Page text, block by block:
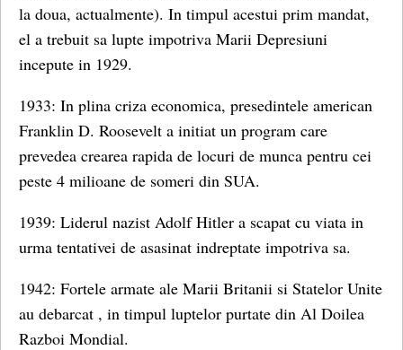
la doua, actualmente). In timpul acestui prim mandat,
el a trebuit sa lupte impotriva Marii Depresiuni
incepute in 1929.
1933: In plina criza economica, presedintele american
Franklin D. Roosevelt a initiat un program care
prevedea crearea rapida de locuri de munca pentru cei
peste 4 milioane de someri din SUA.
1939: Liderul nazist Adolf Hitler a scapat cu viata in
urma tentativei de asasinat indreptate impotriva sa.
1942: Fortele armate ale Marii Britanii si Statelor Unite
au debarcat , in timpul luptelor purtate din Al Doilea
Razboi Mondial.